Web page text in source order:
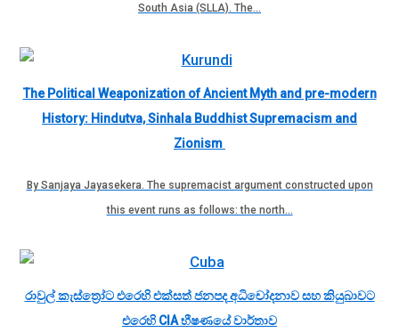
South Asia (SLLA). The…
The Political Weaponization of Ancient Myth and pre-modern
History: Hindutva, Sinhala Buddhist Supremacism and
Zionism
By Sanjaya Jayasekera. The supremacist argument constructed upon
this event runs as follows: the north…
රාවුල් කැස්ත්‍රෝට එරෙහි එක්සත් ජනපද අධිචෝදනාව සහ කියුබාවට
එරෙහි CIA භීෂණයේ වාර්තාව